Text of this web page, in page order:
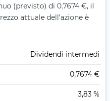
(previsto) di 0,7674 €, il
attuale dell'azione è
Dividendi intermedi
0,7674 €
3,83 %